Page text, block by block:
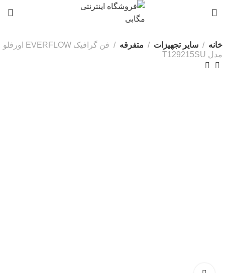
0
خانه سایر تجهیزات متفرقه
فن گرافیک EVERFLOW اورفلو
مدل T129215SU